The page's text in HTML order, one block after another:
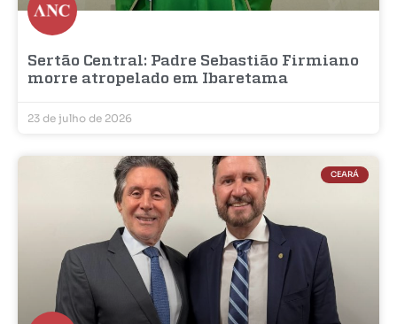
Sertão Central: Padre Sebastião Firmiano
morre atropelado em Ibaretama
23 de julho de 2026
CEARÁ